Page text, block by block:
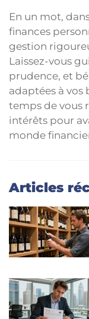
En un mot,
finances
gestion
Laissez-vous
prudence, et
adaptées à vos
temps de vous
intérêts pour
monde
Articles